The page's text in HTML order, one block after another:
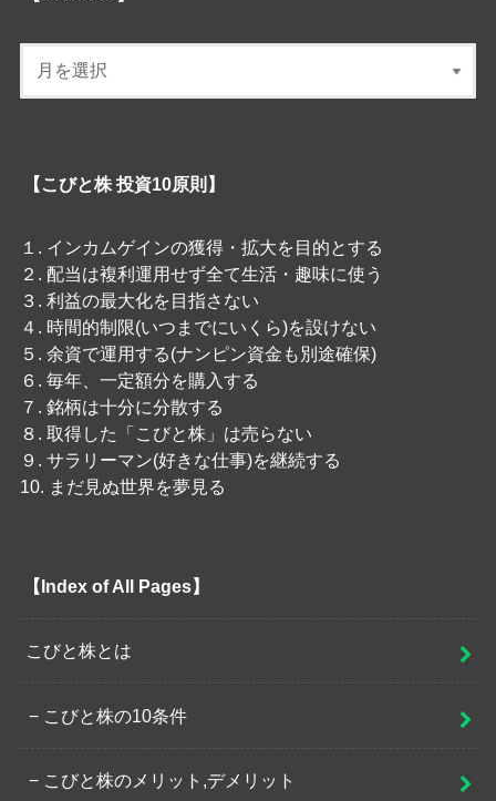
【こびと株 投資10原則】
１. インカムゲインの獲得・拡大を目的とする
２. 配当は複利運用せず全て生活・趣味に使う
３. 利益の最大化を目指さない
４. 時間的制限(いつまでにいくら)を設けない
５. 余資で運用する(ナンピン資金も別途確保)
６. 毎年、一定額分を購入する
７. 銘柄は十分に分散する
８. 取得した「こびと株」は売らない
９. サラリーマン(好きな仕事)を継続する
10. まだ見ぬ世界を夢見る
【Index of All Pages】
こびと株とは
こびと株の10条件
こびと株のメリット,デメリット